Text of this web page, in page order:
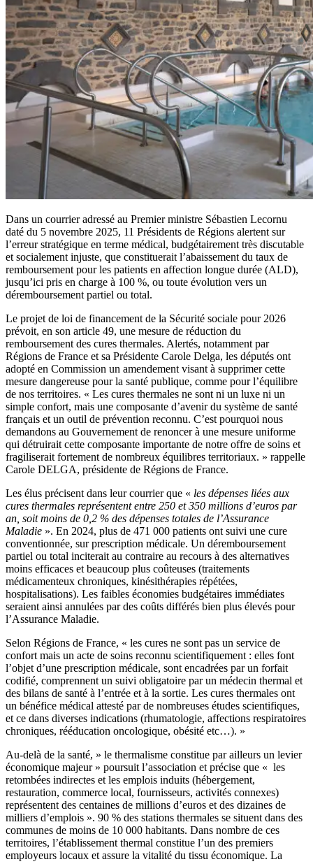
Dans un courrier adressé au Premier ministre Sébastien Lecornu
daté du 5 novembre 2025, 11 Présidents de Régions alertent sur
l’erreur stratégique en terme médical, budgétairement très discutable
et socialement injuste, que constituerait l’abaissement du taux de
remboursement pour les patients en affection longue durée (ALD),
jusqu’ici pris en charge à 100 %, ou toute évolution vers un
déremboursement partiel ou total.
Le projet de loi de financement de la Sécurité sociale pour 2026
prévoit, en son article 49, une mesure de réduction du
remboursement des cures thermales. Alertés, notamment par
Régions de France et sa Présidente Carole Delga, les députés ont
adopté en Commission un amendement visant à supprimer cette
mesure dangereuse pour la santé publique, comme pour l’équilibre
de nos territoires. « Les cures thermales ne sont ni un luxe ni un
simple confort, mais une composante d’avenir du système de santé
français et un outil de prévention reconnu. C’est pourquoi nous
demandons au Gouvernement de renoncer à une mesure uniforme
qui détruirait cette composante importante de notre offre de soins et
fragiliserait fortement de nombreux équilibres territoriaux. » rappelle
Carole DELGA, présidente de Régions de France.
Les élus précisent dans leur courrier que « les dépenses liées aux
cures thermales représentent entre 250 et 350 millions d’euros par
an, soit moins de 0,2 % des dépenses totales de l’Assurance
Maladie ». En 2024, plus de 471 000 patients ont suivi une cure
conventionnée, sur prescription médicale. Un déremboursement
partiel ou total inciterait au contraire au recours à des alternatives
moins efficaces et beaucoup plus coûteuses (traitements
médicamenteux chroniques, kinésithérapies répétées,
hospitalisations). Les faibles économies budgétaires immédiates
seraient ainsi annulées par des coûts différés bien plus élevés pour
l’Assurance Maladie.
Selon Régions de France, « les cures ne sont pas un service de
confort mais un acte de soins reconnu scientifiquement : elles font
l’objet d’une prescription médicale, sont encadrées par un forfait
codifié, comprennent un suivi obligatoire par un médecin thermal et
des bilans de santé à l’entrée et à la sortie. Les cures thermales ont
un bénéfice médical attesté par de nombreuses études scientifiques,
et ce dans diverses indications (rhumatologie, affections respiratoires
chroniques, rééducation oncologique, obésité etc…). »
Au-delà de la santé, » le thermalisme constitue par ailleurs un levier
économique majeur » poursuit l’association et précise que « les
retombées indirectes et les emplois induits (hébergement,
restauration, commerce local, fournisseurs, activités connexes)
représentent des centaines de millions d’euros et des dizaines de
milliers d’emplois ». 90 % des stations thermales se situent dans des
communes de moins de 10 000 habitants. Dans nombre de ces
territoires, l’établissement thermal constitue l’un des premiers
employeurs locaux et assure la vitalité du tissu économique. La